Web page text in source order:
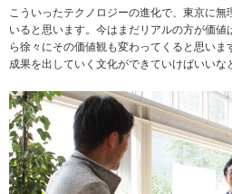
こういったテクノロジーの進化で、東京に
いると思います。今はまだリアルの方が価
ら徐々にその価値観も変わってくると思いま
成果を出していく文化ができていけばいいな